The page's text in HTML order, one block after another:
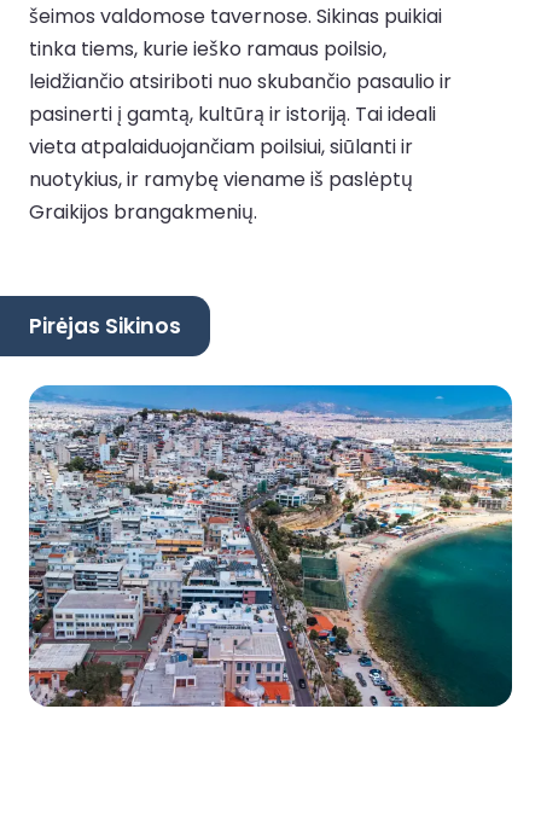
šeimos valdomose tavernose. Sikinas puikiai
tinka tiems, kurie ieško ramaus poilsio,
leidžiančio atsiriboti nuo skubančio pasaulio ir
pasinerti į gamtą, kultūrą ir istoriją. Tai ideali
vieta atpalaiduojančiam poilsiui, siūlanti ir
nuotykius, ir ramybę viename iš paslėptų
Graikijos brangakmenių.
Pirėjas Sikinos